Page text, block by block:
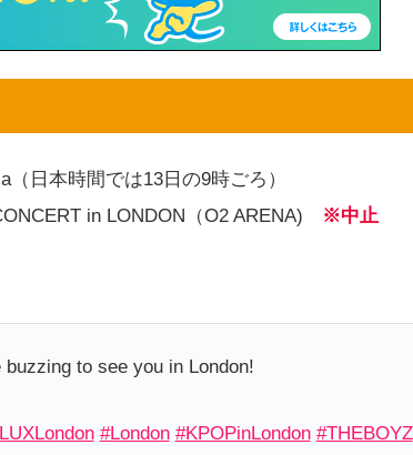
日本時間では13日の9時ごろ）
in LONDON（O2 ARENA) ※中止
to see you in London!
#London #KPOPinLondon #THEBOYZ